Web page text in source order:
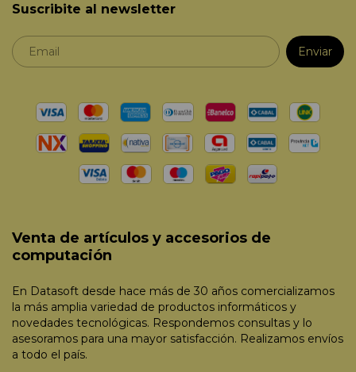
Suscribite al newsletter
Venta de artículos y accesorios de
computación
En Datasoft desde hace más de 30 años comercializamos
la más amplia variedad de productos informáticos y
novedades tecnológicas. Respondemos consultas y lo
asesoramos para una mayor satisfacción. Realizamos envíos
a todo el país.